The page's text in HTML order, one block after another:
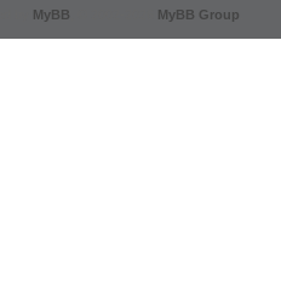
MyBB MyBB Group